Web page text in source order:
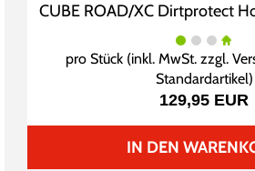
CUBE ROAD/XC Dirtprotect
pro Stück (inkl. MwSt. zzgl.
Standardartikel)
129,95 EUR
IN DEN